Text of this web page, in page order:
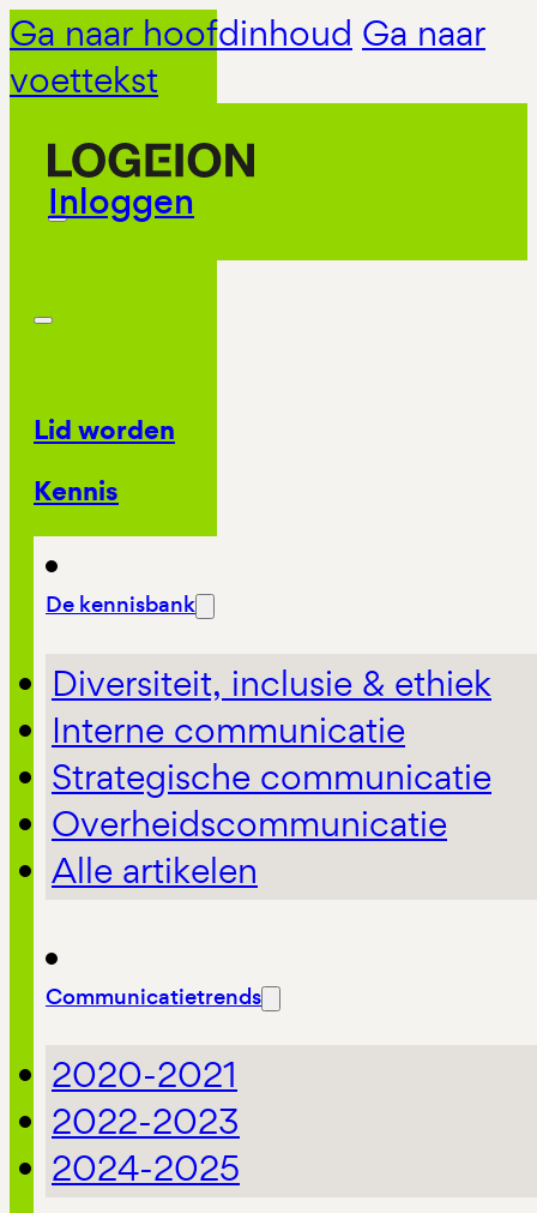
Ga naar hoofdinhoud Ga naar
voettekst
Inloggen
Lid worden
Kennis
De kennisbank
Diversiteit, inclusie & ethiek
Interne communicatie
Strategische communicatie
Overheidscommunicatie
Alle artikelen
Communicatietrends
2020-2021
2022-2023
2024-2025